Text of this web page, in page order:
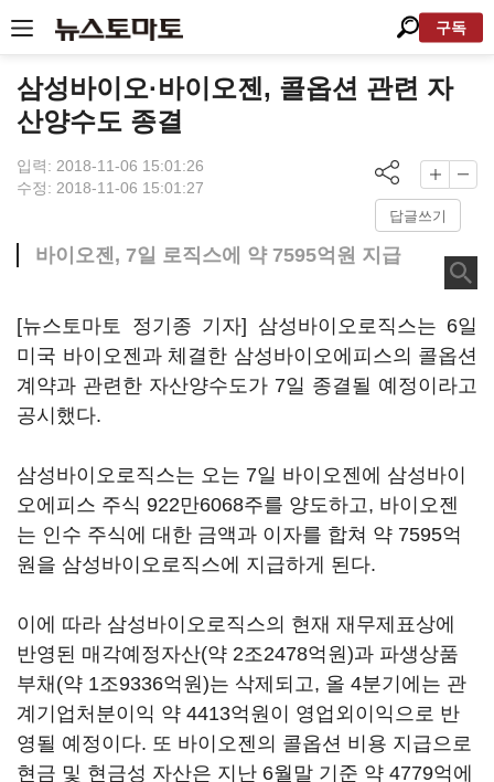
구독
삼성바이오·바이오젠, 콜옵션 관련 자
산양수도 종결
입력: 2018-11-06 15:01:26
수정: 2018-11-06 15:01:27
답글쓰기
바이오젠, 7일 로직스에 약 7595억원 지급
[뉴스토마토 정기종 기자] 삼성바이오로직스는 6일
미국 바이오젠과 체결한 삼성바이오에피스의 콜옵션
계약과 관련한 자산양수도가 7일 종결될 예정이라고
공시했다.
삼성바이오로직스는 오는 7일 바이오젠에 삼성바이
오에피스 주식 922만6068주를 양도하고, 바이오젠
는 인수 주식에 대한 금액과 이자를 합쳐 약 7595억
원을 삼성바이오로직스에 지급하게 된다.
이에 따라 삼성바이오로직스의 현재 재무제표상에
반영된 매각예정자산(약 2조2478억원)과 파생상품
부채(약 1조9336억원)는 삭제되고, 올 4분기에는 관
계기업처분이익 약 4413억원이 영업외이익으로 반
영될 예정이다. 또 바이오젠의 콜옵션 비용 지급으로
현금 및 현금성 자산은 지난 6월말 기준 약 4779억에